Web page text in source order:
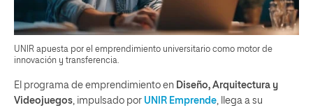
UNIR apuesta por el emprendimiento universitario como motor de
innovación y transferencia.
El programa de emprendimiento en Diseño, Arquitectura y
Videojuegos , impulsado por UNIR Emprende , llega a su